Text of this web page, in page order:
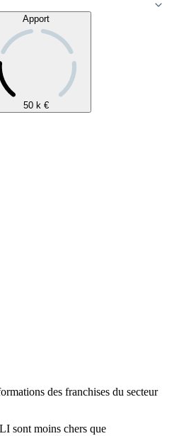
Apport
50 k €
des franchises du secteur
sont moins chers que